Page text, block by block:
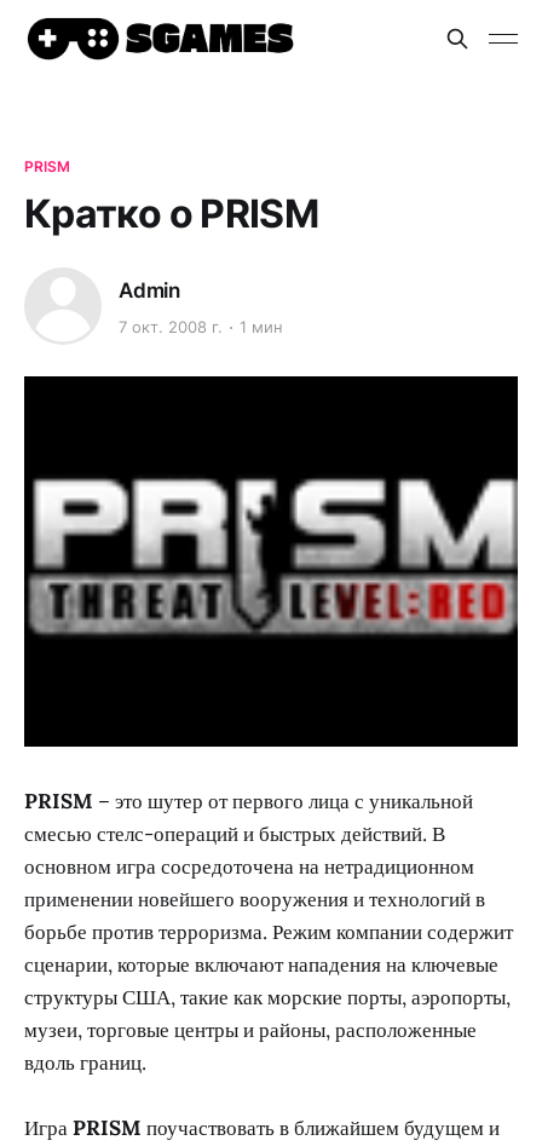
PRISM
Кратко о PRISM
Admin
7 окт. 2008 г. 1 мин
PRISM – это шутер от первого лица с уникальной
смесью стелс-операций и быстрых действий. В
основном игра сосредоточена на нетрадиционном
применении новейшего вооружения и технологий в
борьбе против терроризма. Режим компании содержит
сценарии, которые включают нападения на ключевые
структуры США, такие как морские порты, аэропорты,
музеи, торговые центры и районы, расположенные
вдоль границ.
ИграPRISM поучаствовать в ближайшем будущем и